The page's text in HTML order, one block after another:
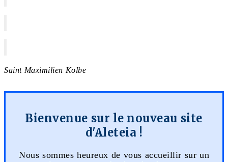
Saint Maximilien Kolbe
Bienvenue sur le nouveau site
d'Aleteia !
Nous sommes heureux de vous accueillir sur un